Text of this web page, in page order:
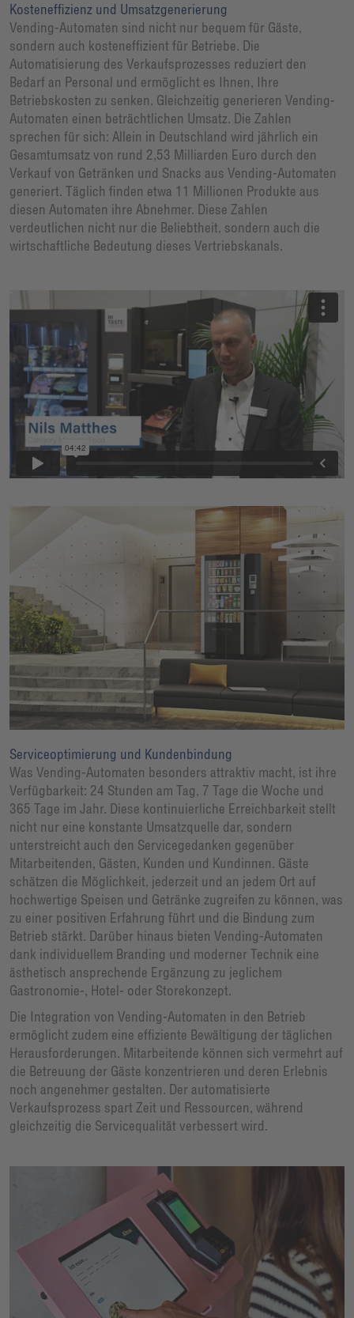
Kosteneffizienz und Umsatzgenerierung
Vending-Automaten sind nicht nur bequem für Gäste,
sondern auch kosteneffizient für Betriebe. Die
Automatisierung des Verkaufsprozesses reduziert den
Bedarf an Personal und ermöglicht es Ihnen, Ihre
Betriebskosten zu senken. Gleichzeitig generieren Vending-
Automaten einen beträchtlichen Umsatz. Die Zahlen
sprechen für sich: Allein in Deutschland wird jährlich ein
Gesamtumsatz von rund 2,53 Milliarden Euro durch den
Verkauf von Getränken und Snacks aus Vending-Automaten
generiert. Täglich finden etwa 11 Millionen Produkte aus
diesen Automaten ihre Abnehmer. Diese Zahlen
verdeutlichen nicht nur die Beliebtheit, sondern auch die
wirtschaftliche Bedeutung dieses Vertriebskanals.
Serviceoptimierung und Kundenbindung
Was Vending-Automaten besonders attraktiv macht, ist ihre
Verfügbarkeit: 24 Stunden am Tag, 7 Tage die Woche und
365 Tage im Jahr. Diese kontinuierliche Erreichbarkeit stellt
nicht nur eine konstante Umsatzquelle dar, sondern
unterstreicht auch den Servicegedanken gegenüber
Mitarbeitenden, Gästen, Kunden und Kundinnen. Gäste
schätzen die Möglichkeit, jederzeit und an jedem Ort auf
hochwertige Speisen und Getränke zugreifen zu können, was
zu einer positiven Erfahrung führt und die Bindung zum
Betrieb stärkt. Darüber hinaus bieten Vending-Automaten
dank individuellem Branding und moderner Technik eine
ästhetisch ansprechende Ergänzung zu jeglichem
Gastronomie-, Hotel- oder Storekonzept.
Die Integration von Vending-Automaten in den Betrieb
ermöglicht zudem eine effiziente Bewältigung der täglichen
Herausforderungen. Mitarbeitende können sich vermehrt auf
die Betreuung der Gäste konzentrieren und deren Erlebnis
noch angenehmer gestalten. Der automatisierte
Verkaufsprozess spart Zeit und Ressourcen, während
gleichzeitig die Servicequalität verbessert wird.